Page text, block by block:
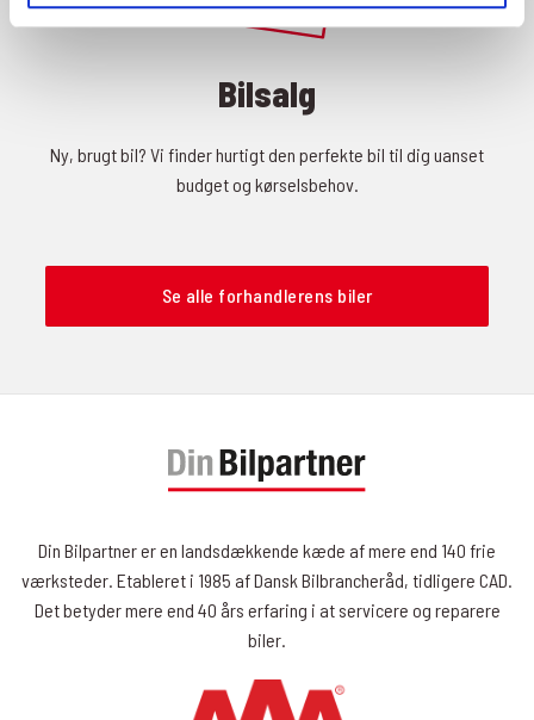
Bilsalg
Ny, brugt bil? Vi finder hurtigt den perfekte bil til dig uanset
budget og kørselsbehov.
Se alle forhandlerens biler
Din Bilpartner er en landsdækkende kæde af mere end 140 frie
værksteder. Etableret i 1985 af Dansk Bilbrancheråd, tidligere CAD.
Det betyder mere end 40 års erfaring i at servicere og reparere
biler.